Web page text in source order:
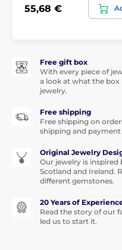
55,68 €
Free gift box
With every piece of
a look at what the box
jewelry.
Free shipping
Free shipping on
shipping and
Original Jewelry
Our jewelry is inspired
Scotland and Ireland.
different gemstones.
20 Years of
Read the story of our
led us to start it.